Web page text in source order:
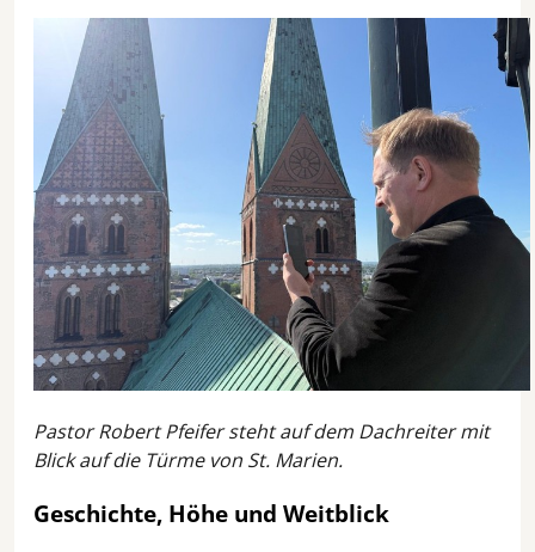
Pastor Robert Pfeifer steht auf dem Dachreiter mit
Blick auf die Türme von St. Marien.
Geschichte, Höhe und Weitblick